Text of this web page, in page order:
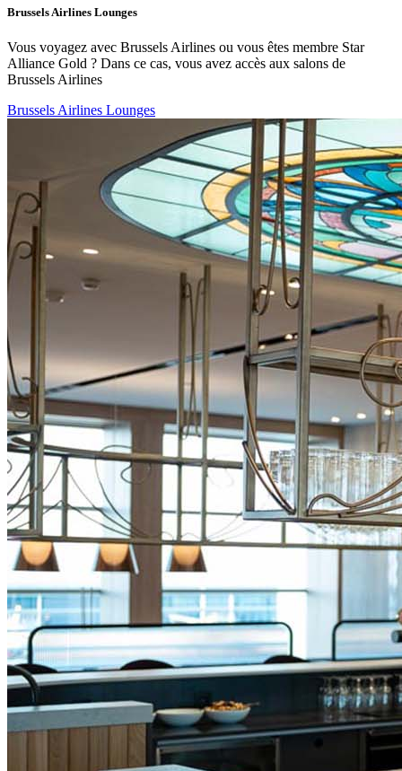
Brussels Airlines Lounges
Vous voyagez avec Brussels Airlines ou vous êtes membre Star
Alliance Gold ? Dans ce cas, vous avez accès aux salons de
Brussels Airlines
Brussels Airlines Lounges